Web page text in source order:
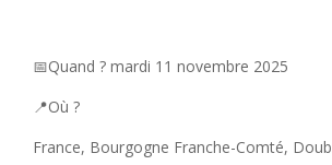
📅Quand ? mardi 11 novembre 2025
📍Où ?
France, Bourgogne Franche-Comté,